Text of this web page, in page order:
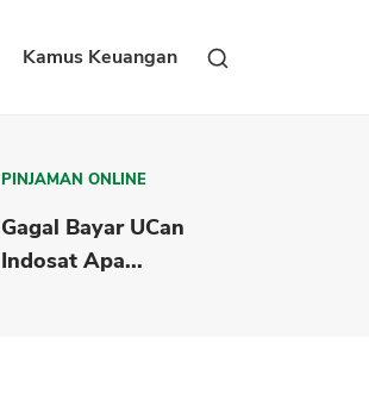
Kamus Keuangan
PINJAMAN ONLINE
Gagal Bayar UCan
Indosat Apa...